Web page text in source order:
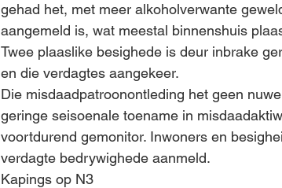
gehad het, met meer alkoholverwante
aangemeld is, wat meestal binnenshuis
Twee plaaslike besighede is deur inbrake
en die verdagtes aangekeer.
Die misdaadpatroonontleding het geen
geringe seisoenale toename in
voortdurend gemonitor. Inwoners en
verdagte bedrywighede aanmeld.
Kapings op N3